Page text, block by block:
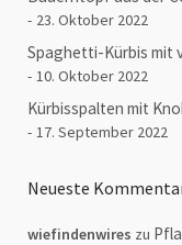
23. Oktober 2022
Spaghetti-Kürbis mit
10. Oktober 2022
Kürbisspalten mit
17. September 2022
Neueste
wiefindenwires zu